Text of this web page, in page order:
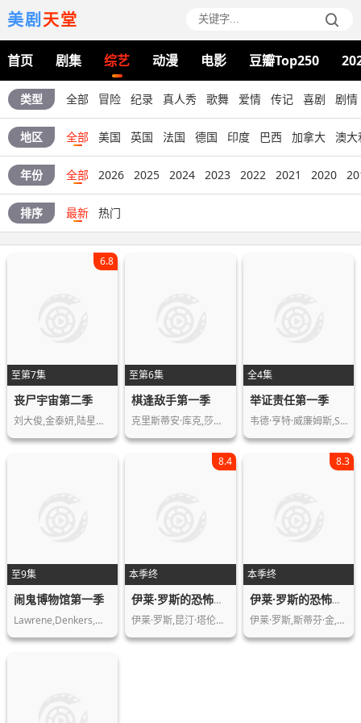
美剧天堂
首页 剧集 综艺 动漫 电影 豆瓣Top250
类型 全部 冒险 纪录 真人秀 歌舞 爱情 传记 喜剧 剧情
地区 全部 美国 英国 法国 德国 印度 巴西 加拿大 澳大
年份 全部 2026 2025 2024 2023 2022 2021 2020
排序 最新 热门
至第7集
6.8
丧尸宇宙第二季
刘大俊,金泰妍,陆星材,Code,Kunst…
至第6集
棋逢敌手第一季
克里斯蒂安·库克,莎拉·伯格,崔娜·蒂…
全4集
举证责任第一季
韦德·亨特·威廉姆斯,Savannah,Br…
至9集
闹鬼博物馆第一季
Lawrene,Denkers,大卫·克莱恩,Joy…
本季终
8.4
伊莱·罗斯的恐怖历史第一季
伊莱·罗斯,昆汀·塔伦蒂诺,斯蒂芬·金…
本季终
8.3
伊莱·罗斯的恐怖历史第二季
伊莱·罗斯,斯蒂芬·金,昆汀·塔伦蒂诺…